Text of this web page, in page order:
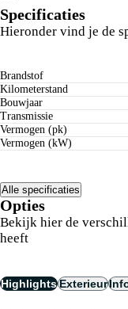
Specificaties
Hieronder vind je de
Brandstof
Kilometerstand
Bouwjaar
Transmissie
Vermogen (pk)
Vermogen (kW)
Alle specificaties
Opties
Bekijk hier de
heeft
HighlightsExterieur